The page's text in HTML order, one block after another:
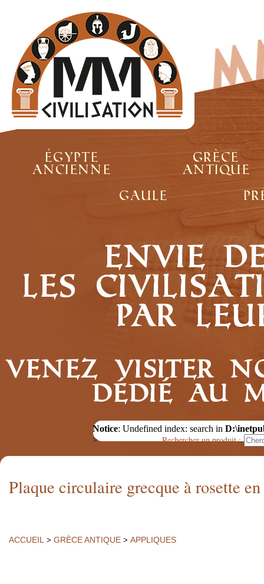
Égypte
ancienne
Grèce
antique
Gaule
Envie
les
par
Venez visiter
dédié au
Notice: Undefined index: search in
>
Rechercher un produit :
Plaque circulaire grecque à rosette
ACCUEIL > GRÈCE ANTIQUE > APPLIQUES